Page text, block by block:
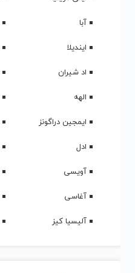
آبا
ایندیلا
اد شیران
الهه
ایمجین دراگونز
ادل
آویسی
آغاسی
آلیسیا کیز